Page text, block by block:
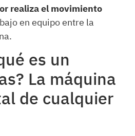
realiza el movimiento
en equipo entre la
es un
La máquina
de cualquier